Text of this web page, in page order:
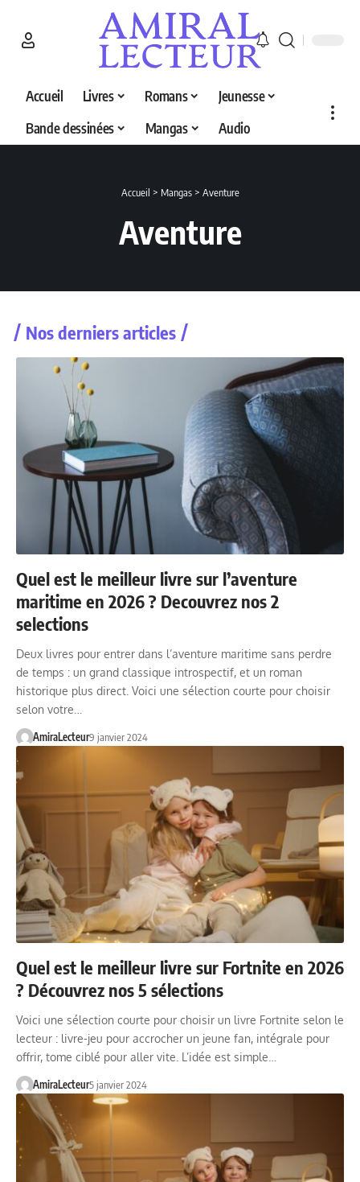
Accueil Livres Romans
Jeunesse
Bande dessinées
Mangas Audio
Accueil > Mangas> Aventure
Aventure
Nos derniers articles
Quel est le meilleur livre sur l’aventure
maritime en 2026 ? Decouvrez nos 2
selections
Deux livres pour entrer dans l’aventure maritime sans perdre
de temps : un grand classique introspectif, et un roman
historique plus direct. Voici une sélection courte pour choisir
selon votre…
AmiraLecteur9 janvier 2024
Quel est le meilleur livre sur Fortnite en 2026
? Découvrez nos 5 sélections
Voici une sélection courte pour choisir un livre Fortnite selon le
lecteur : livre-jeu pour accrocher un jeune fan, intégrale pour
offrir, tome ciblé pour aller vite. L’idée est simple…
AmiraLecteur5 janvier 2024